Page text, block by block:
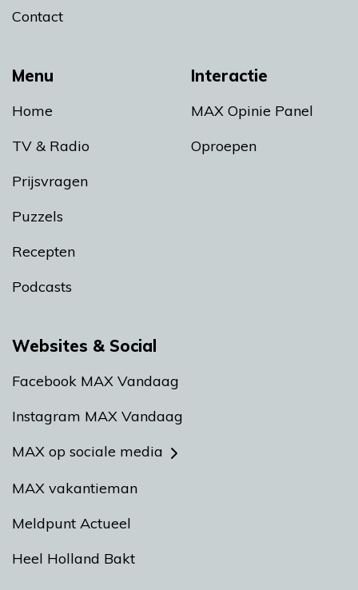
Menu
Home
TV & Radio
Prijsvragen
Puzzels
Recepten
Podcasts
Interactie
MAX Opinie Panel
Oproepen
Contact
Websites & Social
Facebook MAX Vandaag
Instagram MAX Vandaag
MAX op sociale media
MAX vakantieman
Meldpunt Actueel
Heel Holland Bakt